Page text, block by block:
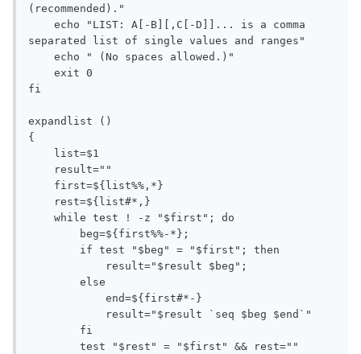
(recommended)."
echo "LIST: A[-B][,C[-D]]... is a comma
separated list of single values and ranges"
echo " (No spaces allowed.)"
exit 0
fi
expandlist ()
{
list=$1
result=""
first=${list%%,*}
rest=${list#*,}
while test ! -z "$first"; do
beg=${first%%-*};
if test "$beg" = "$first"; then
result="$result $beg";
else
end=${first#*-}
result="$result `seq $beg $end`"
fi
test "$rest" = "$first" && rest=""